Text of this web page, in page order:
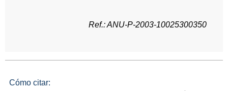
Ref.: ANU-P-2003-10025300350
Cómo citar: